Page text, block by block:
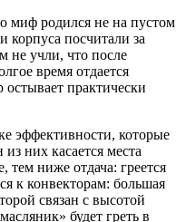
миф родился не на пустом
корпуса посчитали за
не учли, что после
время отдается
остывает практически
эффективности, которые
них касается места
тем ниже отдача: греется
к конвекторам: большая
связан с высотой
будет греть в